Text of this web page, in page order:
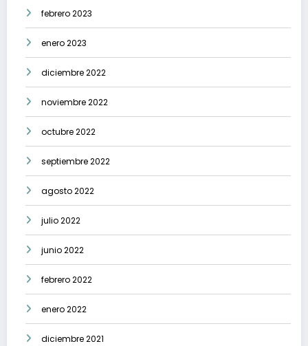
febrero 2023
enero 2023
diciembre 2022
noviembre 2022
octubre 2022
septiembre 2022
agosto 2022
julio 2022
junio 2022
febrero 2022
enero 2022
diciembre 2021